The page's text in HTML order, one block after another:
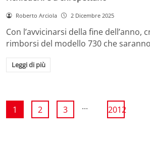
Roberto Arciola 2 Dicembre 2025
Con l’avvicinarsi della fine dell’anno,
rimborsi del modello 730 che
Leggi di più
1 2 3 ... 2012